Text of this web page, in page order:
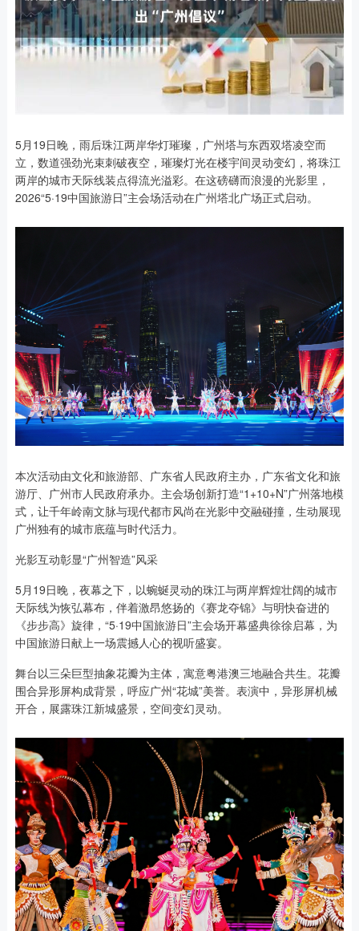
5月19日晚，雨后珠江两岸华灯璀璨，广州塔与东西双塔凌空而
立，数道强劲光束刺破夜空，璀璨灯光在楼宇间灵动变幻，将珠江
两岸的城市天际线装点得流光溢彩。在这磅礴而浪漫的光影里，
2026“5·19中国旅游日”主会场活动在广州塔北广场正式启动。
本次活动由文化和旅游部、广东省人民政府主办，广东省文化和旅
游厅、广州市人民政府承办。主会场创新打造“1+10+N”广州落地模
式，让千年岭南文脉与现代都市风尚在光影中交融碰撞，生动展现
广州独有的城市底蕴与时代活力。
光影互动彰显“广州智造”风采
5月19日晚，夜幕之下，以蜿蜒灵动的珠江与两岸辉煌壮阔的城市
天际线为恢弘幕布，伴着激昂悠扬的《赛龙夺锦》与明快奋进的
《步步高》旋律，“5·19中国旅游日”主会场开幕盛典徐徐启幕，为
中国旅游日献上一场震撼人心的视听盛宴。
舞台以三朵巨型抽象花瓣为主体，寓意粤港澳三地融合共生。花瓣
围合异形屏构成背景，呼应广州“花城”美誉。表演中，异形屏机械
开合，展露珠江新城盛景，空间变幻灵动。